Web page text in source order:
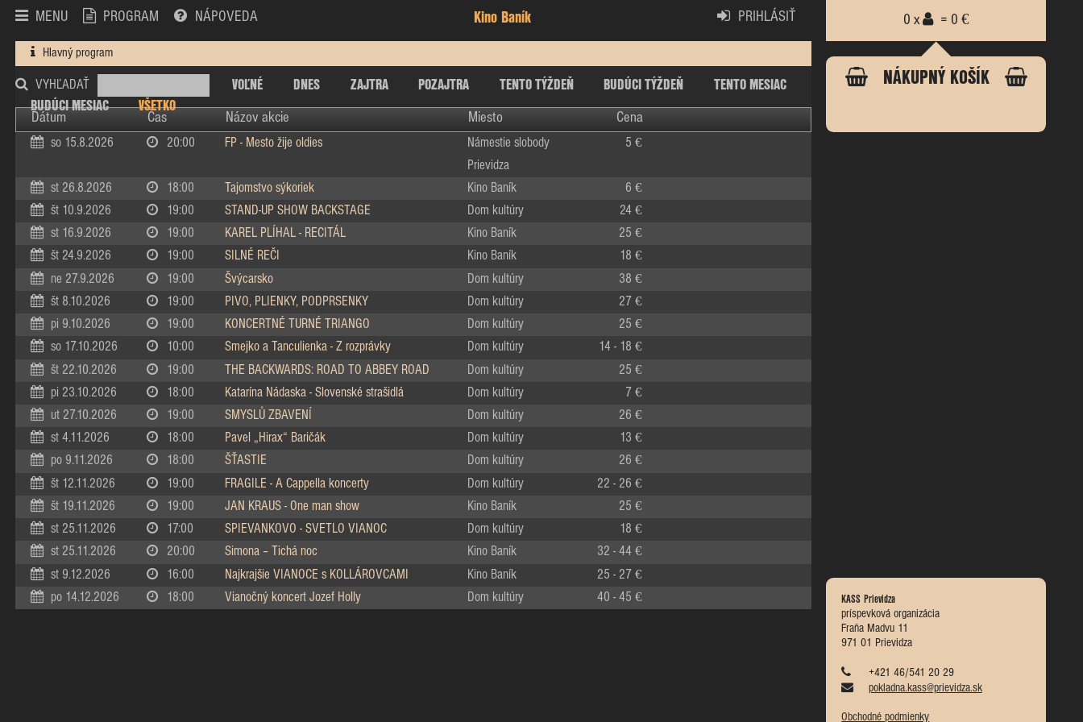
MENU PROGRAM NÁPOVEDA Kino Baník PRIHLÁSIŤ
Hlavný program
VYHĽADAŤ VOĽNÉ DNES ZAJTRA POZAJTRA TENTO TÝŽDEŇ BUDÚCI TÝŽDEŇ
TENTO MESIAC
BUDÚCI MESIAC
VŠETKO
Dátum Čas Názov akcie Miesto Cena
0 x = 0 €
NÁKUPNÝ KOŠÍK
KASS Prievidza
príspevková organizácia
Fraňa Madvu 11
971 01 Prievidza
+421 46/541 20 29
pokladna.kass@prievidza.sk
Obchodné podmienky
so 15.8.2026 20:00 FP - Mesto žije oldies
Námestie slobody
Prievidza
5 €
st 26.8.2026 18:00 Tajomstvo sýkoriek Kino Baník 6 €
št 10.9.2026 19:00 STAND-UP SHOW BACKSTAGE Dom kultúry 24 €
st 16.9.2026 19:00 KAREL PLÍHAL - RECITÁL Kino Baník 25 €
št 24.9.2026 19:00 SILNÉ REČI Kino Baník 18 €
ne 27.9.2026 19:00 Švýcarsko Dom kultúry 38 €
št 8.10.2026 19:00 PIVO, PLIENKY, PODPRSENKY Dom kultúry 27 €
pi 9.10.2026 19:00 KONCERTNÉ TURNÉ TRIANGO Dom kultúry 25 €
so 17.10.2026 10:00 Smejko a Tanculienka - Z rozprávky Dom kultúry 14 - 18 €
št 22.10.2026 19:00 THE BACKWARDS: ROAD TO ABBEY ROAD Dom kultúry 25 €
pi 23.10.2026 18:00 Katarína Nádaska - Slovenské strašidlá Dom kultúry 7 €
ut 27.10.2026 19:00 SMYSLŮ ZBAVENÍ Dom kultúry 26 €
st 4.11.2026 18:00 Pavel „Hirax“ Baričák Dom kultúry 13 €
po 9.11.2026 18:00 ŠŤASTIE Dom kultúry 26 €
št 12.11.2026 19:00 FRAGILE - A Cappella koncerty Dom kultúry 22 - 26 €
št 19.11.2026 19:00 JAN KRAUS - One man show Kino Baník 25 €
st 25.11.2026 17:00 SPIEVANKOVO - SVETLO VIANOC Dom kultúry 18 €
st 25.11.2026 20:00 Simona – Tichá noc Kino Baník 32 - 44 €
st 9.12.2026 16:00 Najkrajšie VIANOCE s KOLLÁROVCAMI Kino Baník 25 - 27 €
po 14.12.2026 18:00 Vianočný koncert Jozef Holly Dom kultúry 40 - 45 €